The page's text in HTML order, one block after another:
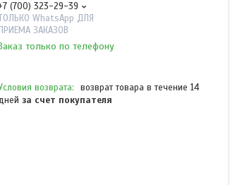
(700) 323-29-39
WhatsApp ДЛЯ
ПРИЕМА ЗАКАЗОВ
только по телефону
возврат товара в течение 14
за счет покупателя